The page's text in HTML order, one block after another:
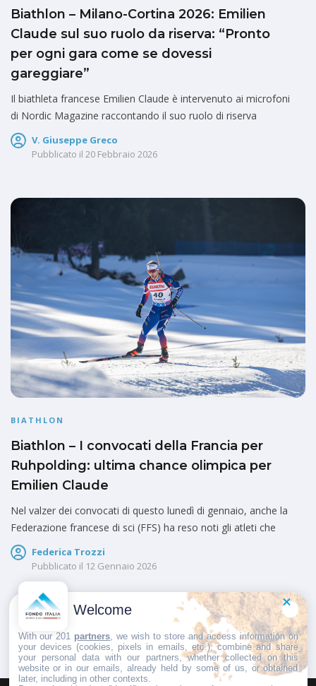
Biathlon – Milano-Cortina 2026: Emilien
Claude sul suo ruolo da riserva: “Pronto
per ogni gara come se dovessi
gareggiare”
Il biathleta francese Emilien Claude è intervenuto ai microfoni
di Nordic Magazine raccontando il suo ruolo di riserva
V. Giuseppe Greco
Pubblicato il 20 Febbraio 2026
BIATHLON
Biathlon – I convocati della Francia per
Ruhpolding: ultima chance olimpica per
Emilien Claude
Nel valzer dei convocati di questo lunedì di gennaio, anche la
Federazione francese di sci (FFS) ha reso noti gli atleti che
Federica Trozzi
Pubblicato il 12 Gennaio 2026
3
Welcome
With our 201 partners , we wish to store and access information on
your devices (cookies, pixels in emails, etc.), combine and share
your personal data with our partners, whether collected on this
website or in our emails, already held by some of us, or obtained
later, including in other contexts.